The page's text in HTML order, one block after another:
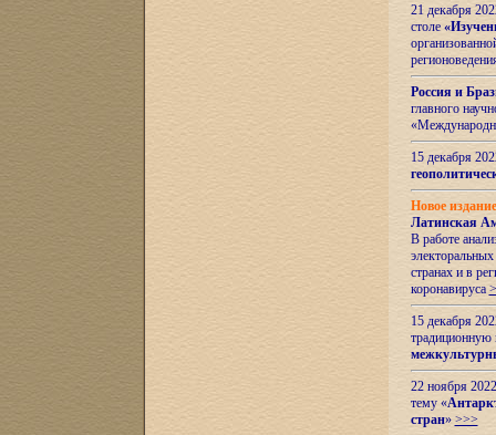
21 декабря
столе
Россия и
главного
15 декабря
Новое
Латинская
В работе
странах и в
коронавируса
15 декабря
22 ноября
тему «
стран» >>>